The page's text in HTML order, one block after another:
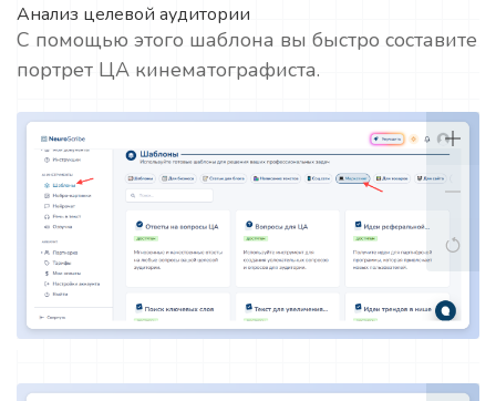
Анализ целевой аудитории
С помощью этого шаблона вы быстро составите
портрет ЦА кинематографиста.